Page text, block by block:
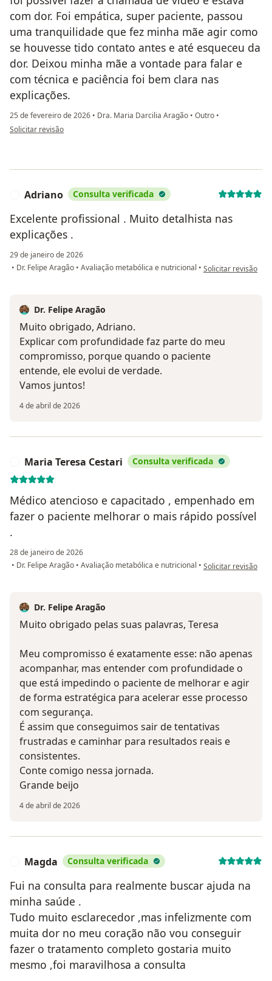
com dor. Foi empática, super paciente, passou
uma tranquilidade que fez minha mãe agir como
se houvesse tido contato antes e até esqueceu da
dor. Deixou minha mãe a vontade para falar e
com técnica e paciência foi bem clara nas
explicações.
25 de fevereiro de 2026 • Dra. Maria Darcilia Aragão • Outro •
na opinião do utilizador Hélia Barbosa
Solicitar revisão
Adriano Consulta verificada
Excelente profissional . Muito detalhista nas
explicações .
29 de janeiro de 2026
• Dr. Felipe Aragão • Avaliação metabólica e nutricional • na opinião do
Solicitar revisão
Dr. Felipe Aragão
Muito obrigado, Adriano.
Explicar com profundidade faz parte do meu
compromisso, porque quando o paciente
entende, ele evolui de verdade.
Vamos juntos!
4 de abril de 2026
Maria Teresa Cestari Consulta verificada
Médico atencioso e capacitado , empenhado em
fazer o paciente melhorar o mais rápido possível
.
28 de janeiro de 2026
• Dr. Felipe Aragão • Avaliação metabólica e nutricional • na opinião do
Solicitar revisão
Dr. Felipe Aragão
Muito obrigado pelas suas palavras, Teresa
Meu compromisso é exatamente esse: não apenas
acompanhar, mas entender com profundidade o
que está impedindo o paciente de melhorar e agir
de forma estratégica para acelerar esse processo
com segurança.
É assim que conseguimos sair de tentativas
frustradas e caminhar para resultados reais e
consistentes.
Conte comigo nessa jornada.
Grande beijo
4 de abril de 2026
Magda Consulta verificada
Fui na consulta para realmente buscar ajuda na
minha saúde .
Tudo muito esclarecedor ,mas infelizmente com
muita dor no meu coração não vou conseguir
fazer o tratamento completo gostaria muito
mesmo ,foi maravilhosa a consulta